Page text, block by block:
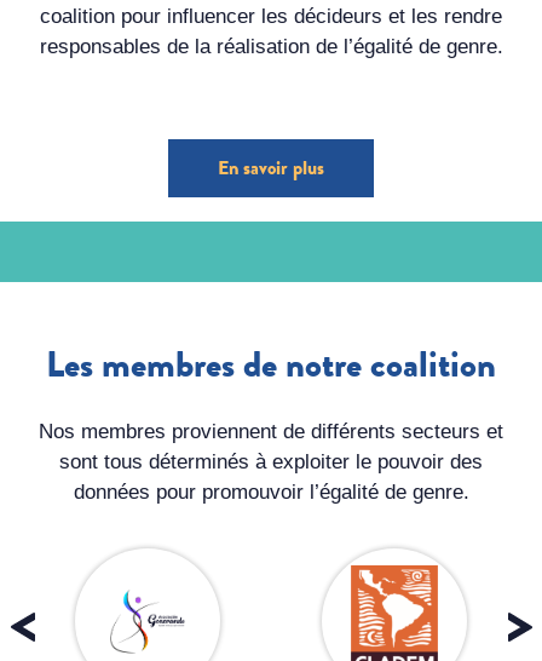
coalition pour influencer les décideurs et les rendre
responsables de la réalisation de l’égalité de genre.
En savoir plus
Les membres de notre coalition
Nos membres proviennent de différents secteurs et
sont tous déterminés à exploiter le pouvoir des
données pour promouvoir l’égalité de genre.